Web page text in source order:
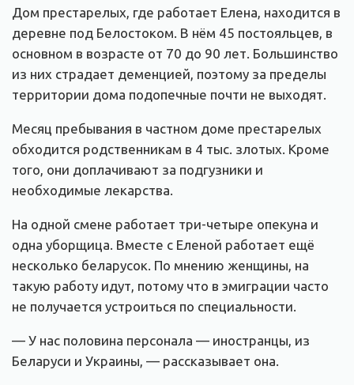
Дом престарелых, где работает Елена, находится в
деревне под Белостоком. В нём 45 постояльцев, в
основном в возрасте от 70 до 90 лет. Большинство
из них страдает деменцией, поэтому за пределы
территории дома подопечные почти не выходят.
Месяц пребывания в частном доме престарелых
обходится родственникам в 4 тыс. злотых. Кроме
того, они доплачивают за подгузники и
необходимые лекарства.
На одной смене работает три-четыре опекуна и
одна уборщица. Вместе с Еленой работает ещё
несколько беларусок. По мнению женщины, на
такую работу идут, потому что в эмиграции часто
не получается устроиться по специальности.
— У нас половина персонала — иностранцы, из
Беларуси и Украины, — рассказывает она.